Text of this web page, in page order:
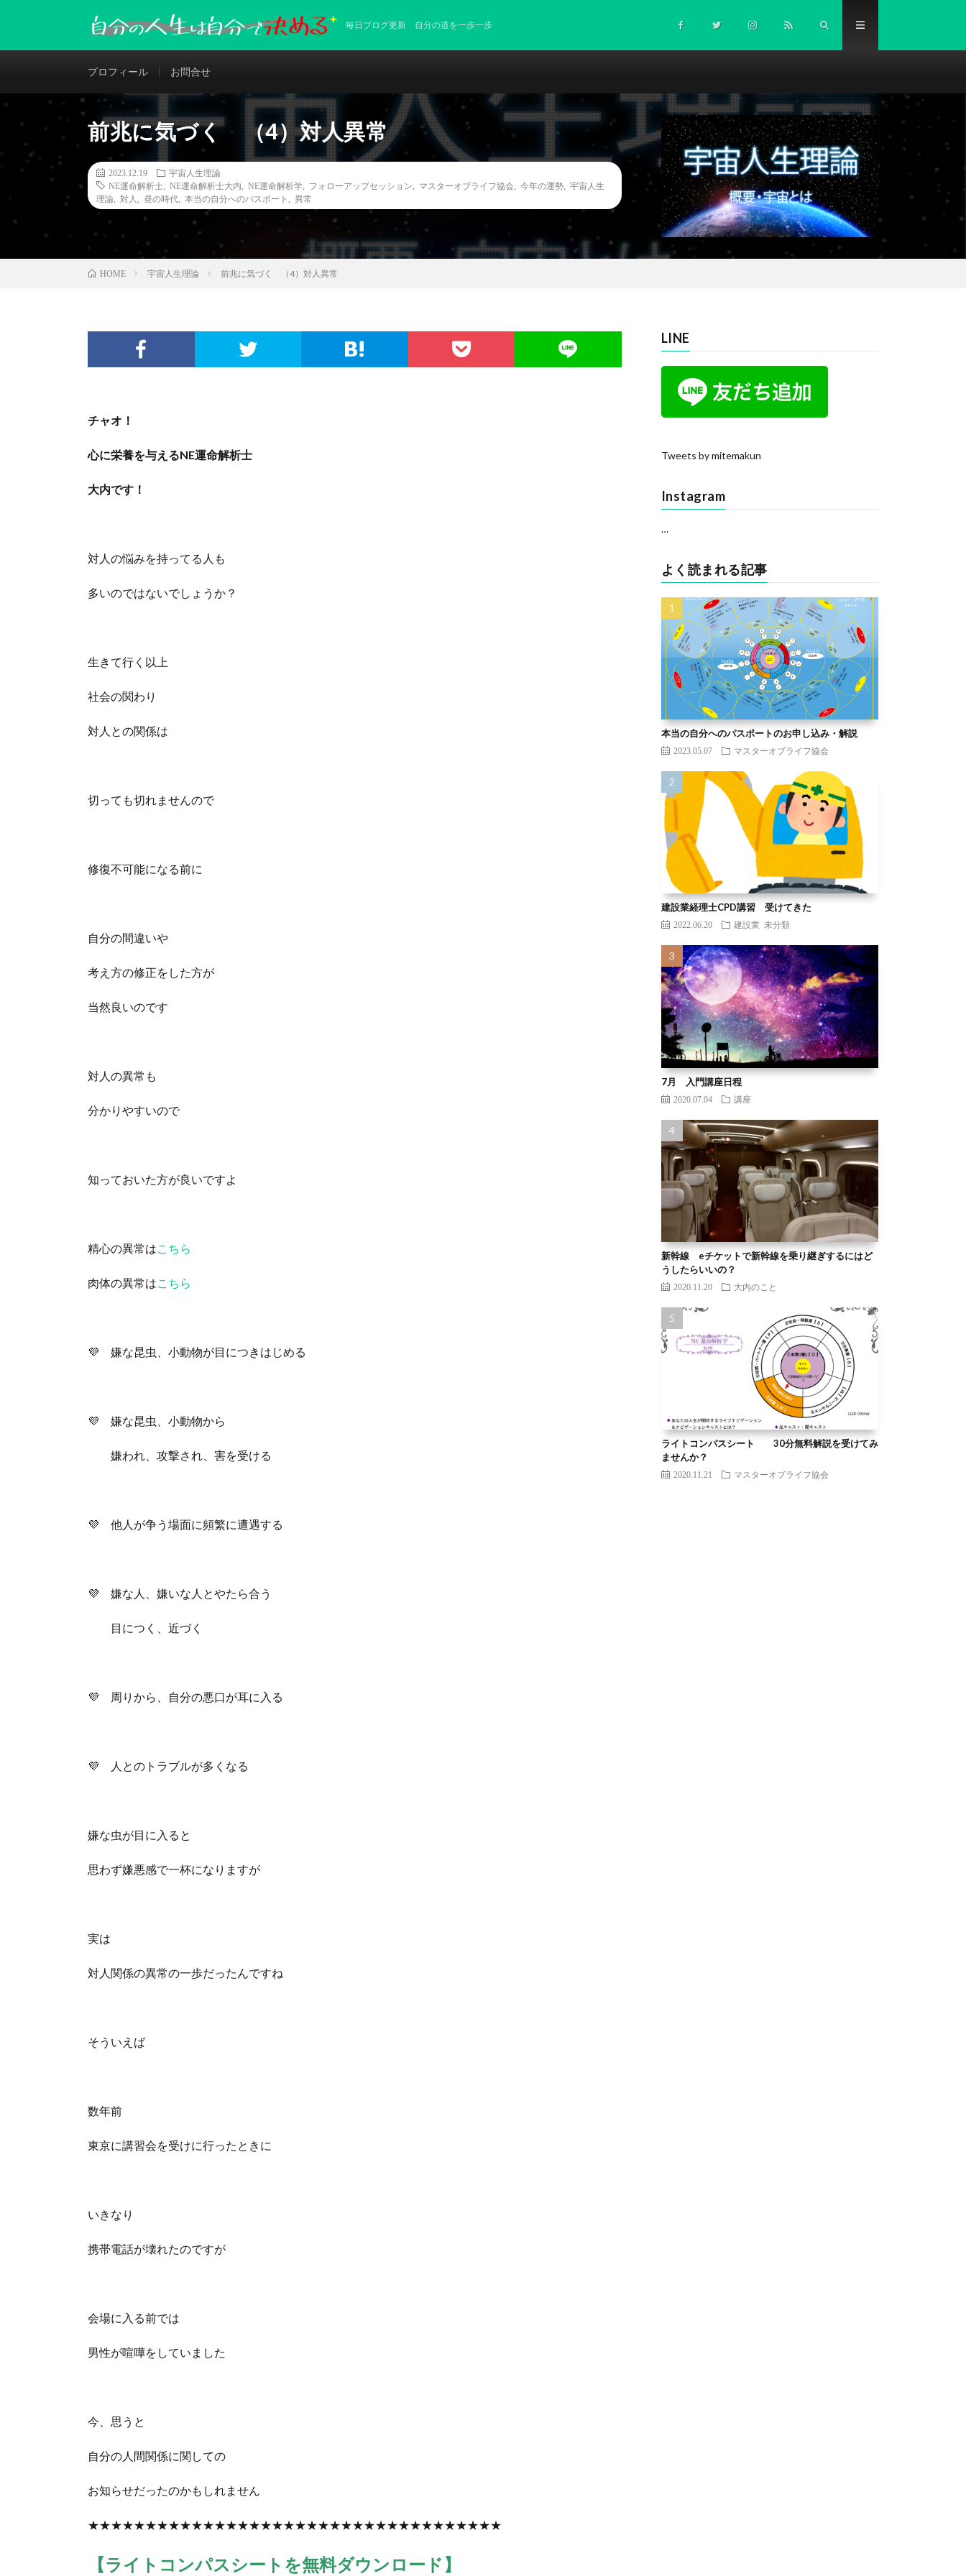
毎日ブログ更新 自分の道を一歩一歩
プロフィール お問合せ
前兆に気づく （4）対人異常
2023.12.19
宇宙人生理論
NE運命解析士
NE運命解析士大内 NE運命解析学 フォローアップセッション マスターオブライフ協会 今年の運勢
宇宙人生
理論
対人 昼の時代 本当の自分へのパスポート 異常
HOME 宇宙人生理論 前兆に気づく （4）対人異常
チャオ！
心に栄養を与えるNE運命解析士
大内です！
対人の悩みを持ってる人も
多いのではないでしょうか？
生きて行く以上
社会の関わり
対人との関係は
切っても切れませんので
修復不可能になる前に
自分の間違いや
考え方の修正をした方が
当然良いのです
対人の異常も
分かりやすいので
知っておいた方が良いですよ
精心の異常はこちら
肉体の異常はこちら
💜 嫌な昆虫、小動物が目につきはじめる
💜 嫌な昆虫、小動物から
嫌われ、攻撃され、害を受ける
💜 他人が争う場面に頻繁に遭遇する
💜 嫌な人、嫌いな人とやたら合う
目につく、近づく
💜 周りから、自分の悪口が耳に入る
💜 人とのトラブルが多くなる
嫌な虫が目に入ると
思わず嫌悪感で一杯になりますが
実は
対人関係の異常の一歩だったんですね
そういえば
数年前
東京に講習会を受けに行ったときに
いきなり
携帯電話が壊れたのですが
会場に入る前では
男性が喧嘩をしていました
今、思うと
自分の人間関係に関しての
お知らせだったのかもしれません
★★★★★★★★★★★★★★★★★★★★★★★★★★★★★★★★★★★★
【ライトコンパスシートを無料ダウンロード】
LINE
Tweets by mitemakun
Instagram
…
よく読まれる記事
本当の自分へのパスポートのお申し込み・解説
2023.05.07 マスターオブライフ協会
建設業経理士CPD講習 受けてきた
2022.06.20 建設業 未分類
7月 入門講座日程
2020.07.04 講座
新幹線 eチケットで新幹線を乗り継ぎするにはど
うしたらいいの？
2020.11.20 大内のこと
ライトコンパスシート 30分無料解説を受けてみ
ませんか？
2020.11.21 マスターオブライフ協会